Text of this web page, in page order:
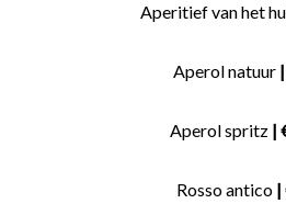
Aperitief van het
Aperol natuur
Aperol spritz |
Rosso antico |